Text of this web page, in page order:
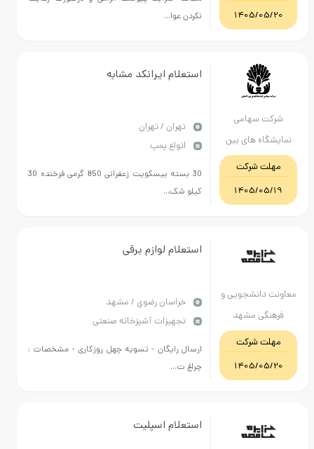
1405/
نکردن عوا...
سهامی
های بین
جمهوری
شرکت
1405/
استعلام ایرانکد مشابه
تهران / تهران
انواع پمپ
30 بسته بیسکویت زعفرانی 850 گرمی فرخنده 30
کیلو شک...
دانشجویی و
مشهد
شرکت
1405/
استعلام لوازم برقی
خراسان رضوي / مشهد
تجهیزات آشپزخانه صنعتی
ارسال رایگان - تسویه چهل روزکاری - مشخصات :
چراغ ت...
استعلام اسپلیت